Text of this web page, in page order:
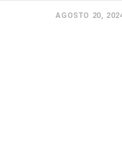
AGOSTO 20,